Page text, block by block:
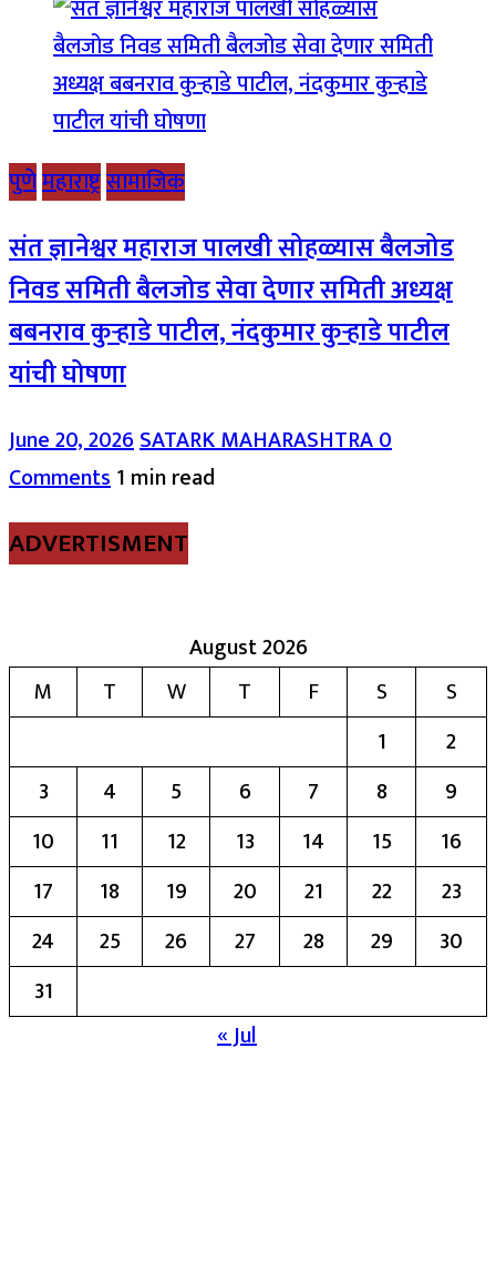
पुणेमहाराष्ट्रसामाजिक
संत ज्ञानेश्वर महाराज पालखी सोहळ्यास बैलजोड
निवड समिती बैलजोड सेवा देणार समिती अध्यक्ष
बबनराव कुऱ्हाडे पाटील, नंदकुमार कुऱ्हाडे पाटील
यांची घोषणा
June 20, 2026SATARK MAHARASHTRA0
Comments1 min read
ADVERTISMENT
August 2026
M
T W T F S
S
1
2
3
4 5 6 7 8
9
10
11 12 13 14 15
16
17
18 19 20 21 22
23
24
25 26 27 28 29
30
31
« Jul